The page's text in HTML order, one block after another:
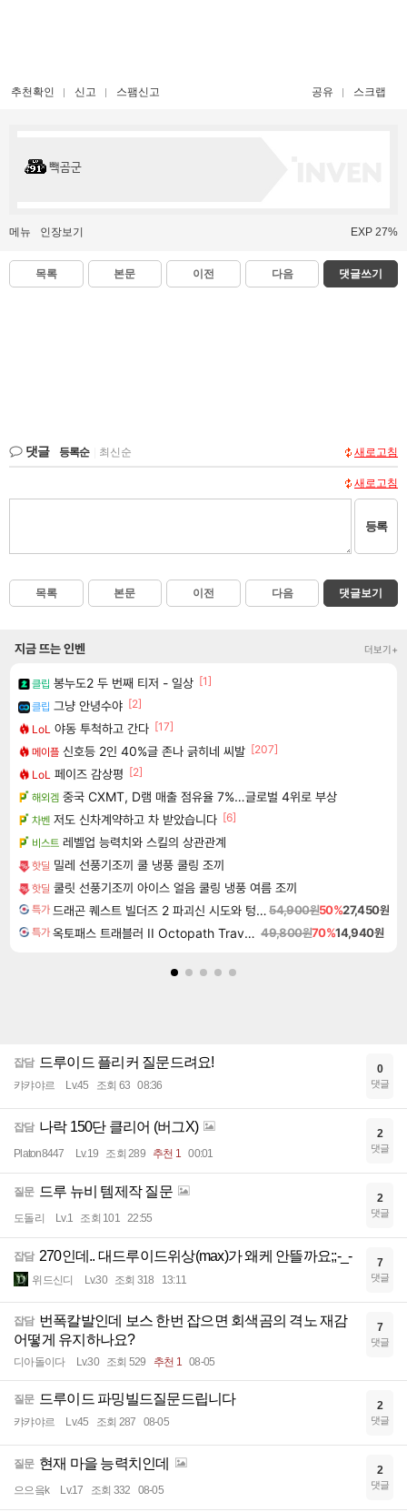
추천확인 신고 스팸신고 공유 스크랩
빽곰군
메뉴 인장보기 EXP 27%
목록 본문 이전 다음 댓글쓰기
댓글 등록순 최신순 새로고침
새로고침
등록
목록 본문 이전 다음 댓글보기
지금 뜨는 인벤 더보기+
클립 봉누도2 두 번째 티저 - 일상 [1]
클립 그냥 안녕수야 [2]
LoL 야동 투척하고 간다 [17]
메이플 신호등 2인 40%글 존나 긁히네 씨발 [207]
LoL 페이즈 감상평 [2]
해외겜 중국 CXMT, D램 매출 점유율 7%…글로벌 4위로 부상
차벤 저도 신차계약하고 차 받았습니다 [6]
비스트 레벨업 능력치와 스킬의 상관관계
핫딜 밀레 선풍기조끼 쿨 냉풍 쿨링 조끼
핫딜 쿨릿 선풍기조끼 아이스 얼음 쿨링 냉풍 여름 조끼
특가 드래곤 퀘스트 빌더즈 2 파괴신 시도와 텅 빈 섬 Dragon Quest Builders 254,900원50%27,450원
특가 옥토패스 트래블러 II Octopath Traveler II 49,800원70%14,940원
잡담 드루이드 플리커 질문드려요!
캬캬야르 Lv.45 조회 63 08:36
0
댓글
잡담 나락 150단 클리어 (버그X)
Platon8447 Lv.19 조회 289 추천 1 00:01
2
댓글
질문 드루 뉴비 템제작 질문
도돌리 Lv.1 조회 101 22:55
2
댓글
잡담 270인데.. 대드루이드위상(max)가 왜케 안뜰까요;;-_-
위드신디 Lv.30 조회 318 13:11
7
댓글
잡담 번폭칼발인데 보스 한번 잡으면 회색곰의 격노 재감
어떻게 유지하나요?
디아돌이다 Lv.30 조회 529 추천 1 08-05
7
댓글
질문 드루이드 파밍빌드질문드립니다
캬캬야르 Lv.45 조회 287 08-05
2
댓글
질문 현재 마을 능력치인데
으으읔k Lv.17 조회 332 08-05
2
댓글